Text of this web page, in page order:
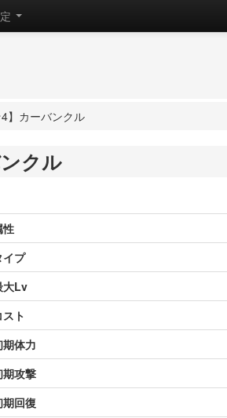
】カーバンクル
クル
性
イプ
大Lv
スト
期体力
期攻撃
期回復